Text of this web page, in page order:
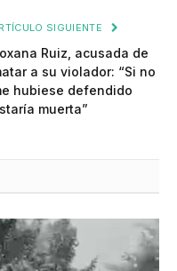
SIGUIENTE
Ruiz, acusada de
a su violador: “Si no
hubiese defendido
muerta”